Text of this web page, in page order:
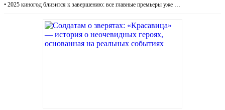
• 2025 киногод близится к завершению: все главные премьеры уже …